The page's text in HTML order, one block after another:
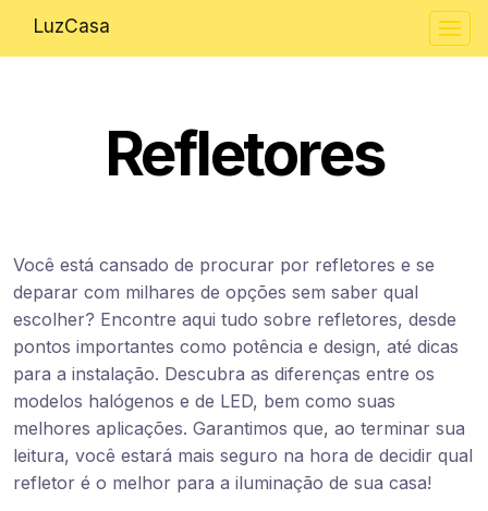
LuzCasa
Refletores
Você está cansado de procurar por refletores e se
deparar com milhares de opções sem saber qual
escolher? Encontre aqui tudo sobre refletores, desde
pontos importantes como potência e design, até dicas
para a instalação. Descubra as diferenças entre os
modelos halógenos e de LED, bem como suas
melhores aplicações. Garantimos que, ao terminar sua
leitura, você estará mais seguro na hora de decidir qual
refletor é o melhor para a iluminação de sua casa!